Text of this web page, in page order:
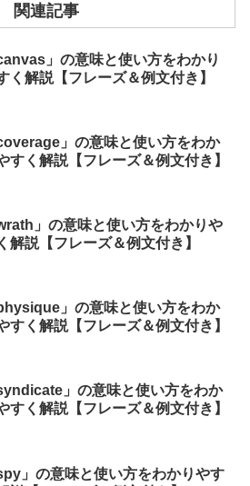
関連記事
」の意味と使い方をわかり
く解説【フレーズ＆例文付き】
coverage」の意味と使い方をわか
すく解説【フレーズ＆例文付き】
」の意味と使い方をわかりや
解説【フレーズ＆例文付き】
physique」の意味と使い方をわか
すく解説【フレーズ＆例文付き】
syndicate」の意味と使い方をわか
すく解説【フレーズ＆例文付き】
spy」の意味と使い方をわかりやす